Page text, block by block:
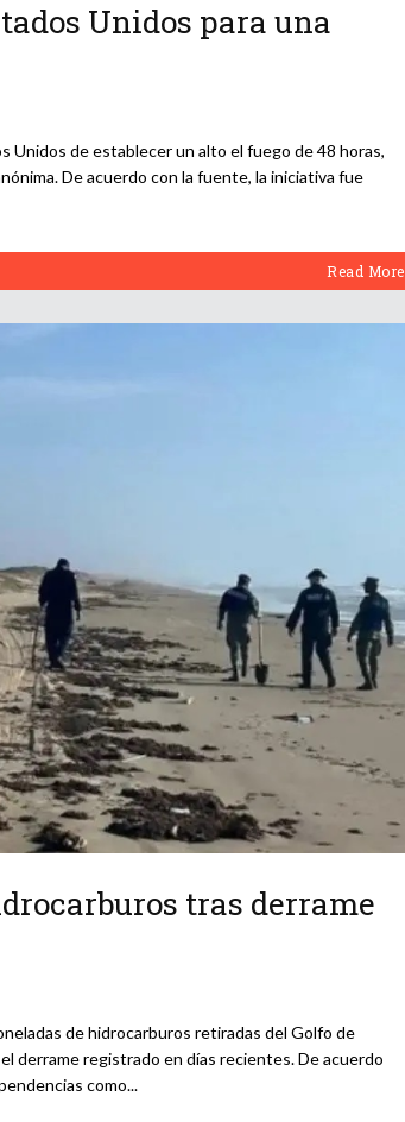
Unidos para una
Unidos de establecer un alto el fuego de 48 horas,
De acuerdo con la fuente, la iniciativa fue
Read More
tras derrame
de hidrocarburos retiradas del Golfo de
derrame registrado en días recientes. De acuerdo
como